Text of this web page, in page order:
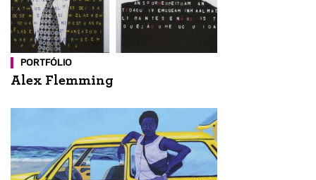
PORTFÓLIO
Alex Flemming